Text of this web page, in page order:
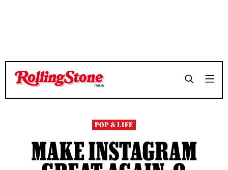
TEMPO DI LETTURA 7 MINUTI SHARE
TEMPO DI LETTURA 7 MINUTI SHARE
POP & LIFE
MAKE INSTAGRAM